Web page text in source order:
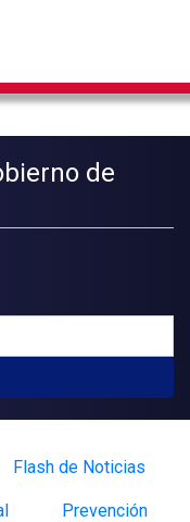
de
Flash de Noticias
Prevención